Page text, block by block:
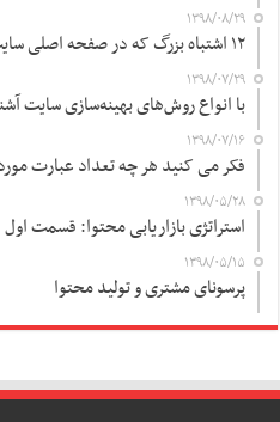
۱۳۹۸/۰۸/۲۹
۱۲ اشتباه بزرگ که در صفحه اصلی سایت مرتکب می شوید
۱۳۹۸/۰۷/۲۹
با انواع روش‌های بهینه‌سازی سایت
۱۳۹۸/۰۷/۱۶
فکر می کنید هر چه تعداد عبارت
۱۳۹۸/۰۵/۲۸
استراتژی بازاریابی محتوا: قسمت اول
۱۳۹۸/۰۵/۱۵
پرسونای مشتری و تولید محتوا